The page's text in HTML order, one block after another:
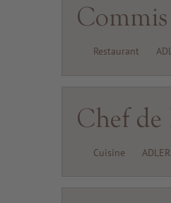
Restaurant
Chef
Cuisine